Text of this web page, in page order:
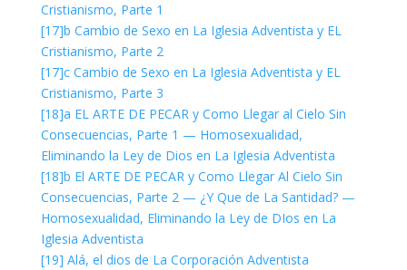
Cristianismo, Parte 1
[17]b Cambio de Sexo en La Iglesia Adventista y EL
Cristianismo, Parte 2
[17]c Cambio de Sexo en La Iglesia Adventista y EL
Cristianismo, Parte 3
[18]a EL ARTE DE PECAR y Como Llegar al Cielo Sin
Consecuencias, Parte 1 — Homosexualidad,
Eliminando la Ley de Dios en La Iglesia Adventista
[18]b El ARTE DE PECAR y Como Llegar Al Cielo Sin
Consecuencias, Parte 2 — ¿Y Que de La Santidad? —
Homosexualidad, Eliminando la Ley de DIos en La
Iglesia Adventista
[19] Alá, el dios de La Corporación Adventista